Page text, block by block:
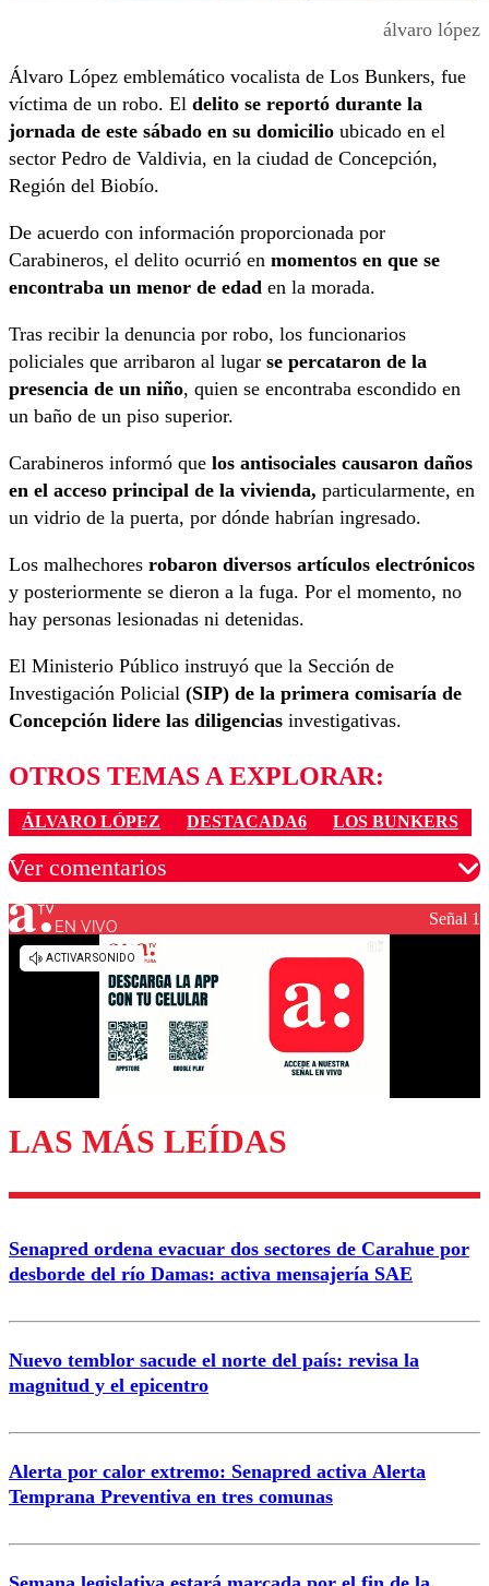
álvaro lópez
Álvaro López emblemático vocalista de Los Bunkers, fue
víctima de un robo. El delito se reportó durante la
jornada de este sábado en su domicilio ubicado en el
sector Pedro de Valdivia, en la ciudad de Concepción,
Región del Biobío.
De acuerdo con información proporcionada por
Carabineros, el delito ocurrió en momentos en que se
encontraba un menor de edad en la morada.
Tras recibir la denuncia por robo, los funcionarios
policiales que arribaron al lugar se percataron de la
presencia de un niño, quien se encontraba escondido en
un baño de un piso superior.
Carabineros informó que los antisociales causaron daños
en el acceso principal de la vivienda, particularmente, en
un vidrio de la puerta, por dónde habrían ingresado.
Los malhechores robaron diversos artículos electrónicos
y posteriormente se dieron a la fuga. Por el momento, no
hay personas lesionadas ni detenidas.
El Ministerio Público instruyó que la Sección de
Investigación Policial (SIP) de la primera comisaría de
Concepción lidere las diligencias investigativas.
OTROS TEMAS A EXPLORAR:
ÁLVARO LÓPEZ DESTACADA6 LOS BUNKERS
Ver comentarios
Los comentarios son moderados para garantizar un
diálogo respetuoso.
Enviar comentario
EN VIVO Señal 1
LAS MÁS LEÍDAS
Senapred ordena evacuar dos sectores de Carahue por
desborde del río Damas: activa mensajería SAE
Nuevo temblor sacude el norte del país: revisa la
magnitud y el epicentro
Alerta por calor extremo: Senapred activa Alerta
Temprana Preventiva en tres comunas